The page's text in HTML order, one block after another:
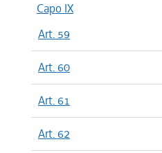
Capo IX
Art. 59
Art. 60
Art. 61
Art. 62